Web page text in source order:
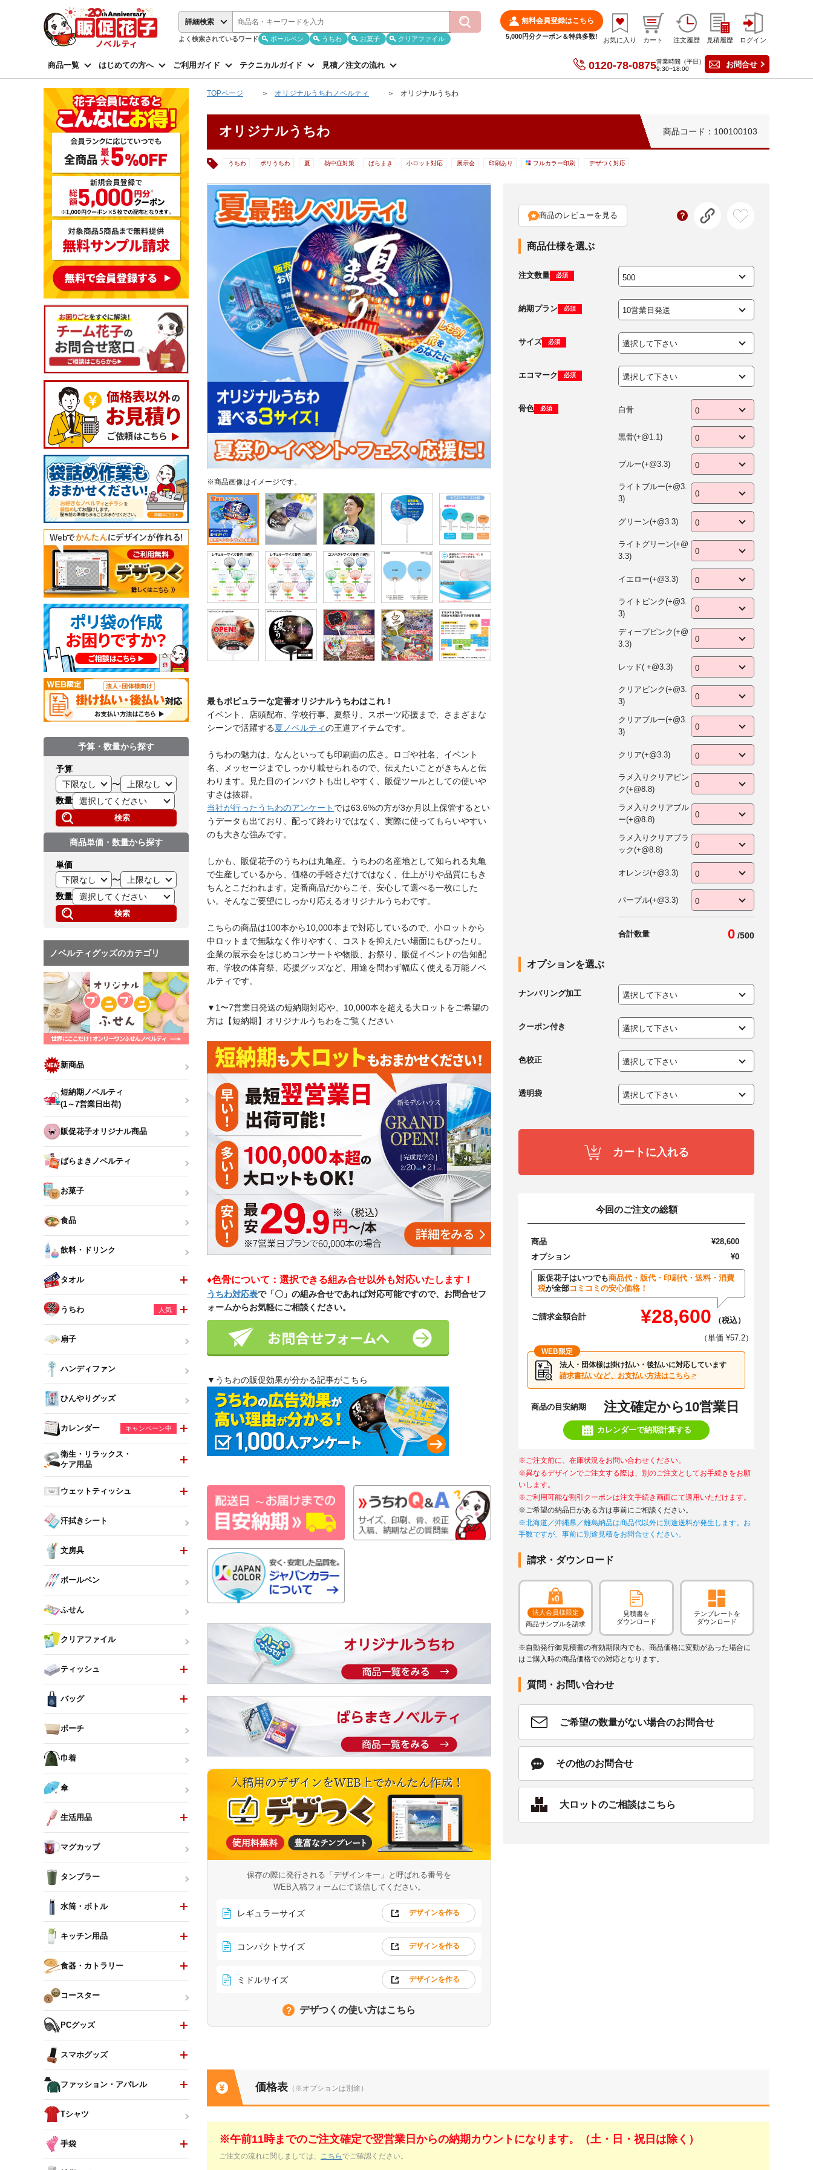
詳細検索
よく検索されているワード ボールペン うちわ お菓子 クリアファイル
無料会員登録はこちら
5,000円分クーポン＆特典多数! お気に入り カート 注文履歴 見積履歴 ログイン
商品一覧 はじめての方へ ご利用ガイド テクニカルガイド 見積／注文の流れ 0120-78-0875営業時間（平日）
9:30~18:00
お問合せ
TOPページ オリジナルうちわノベルティ オリジナルうちわ
オリジナルうちわ 商品コード：100100103
うちわ ポリうちわ 夏 熱中症対策 ばらまき 小ロット対応 展示会 印刷あり フルカラー印刷 デザつく対応
※商品画像はイメージです。
最もポピュラーな定番オリジナルうちわはこれ！
イベント、店頭配布、学校行事、夏祭り、スポーツ応援まで、さまざまな
シーンで活躍する夏ノベルティの王道アイテムです。
うちわの魅力は、なんといっても印刷面の広さ。ロゴや社名、イベント
名、メッセージまでしっかり載せられるので、伝えたいことがきちんと伝
わります。見た目のインパクトも出しやすく、販促ツールとしての使いや
すさは抜群。
当社が行ったうちわのアンケート では63.6%の方が3か月以上保管するとい
うデータも出ており、配って終わりではなく、実際に使ってもらいやすい
のも大きな強みです。
しかも、販促花子のうちわは丸亀産。うちわの名産地として知られる丸亀
で生産しているから、価格の手軽さだけではなく、仕上がりや品質にもき
ちんとこだわれます。定番商品だからこそ、安心して選べる一枚にした
い。そんなご要望にしっかり応えるオリジナルうちわです。
こちらの商品は100本から10,000本まで対応しているので、小ロットから
中ロットまで無駄なく作りやすく、コストを抑えたい場面にもぴったり。
企業の展示会をはじめコンサートや物販、お祭り、販促イベントの告知配
布、学校の体育祭、応援グッズなど、用途を問わず幅広く使える万能ノベ
ルティです。
▼1〜7営業日発送の短納期対応や、10,000本を超える大ロットをご希望の
方は【短納期】オリジナルうちわをご覧ください
♦色骨について：選択できる組み合せ以外も対応いたします！
うちわ対応表で「〇」の組み合せであれば対応可能ですので、お問合せフ
ォームからお気軽にご相談ください。
▼うちわの販促効果が分かる記事がこちら
保存の際に発行される「デザインキー」と呼ばれる番号を
WEB入稿フォームにて送信してください。
レギュラーサイズ デザインを作る
コンパクトサイズ デザインを作る
ミドルサイズ デザインを作る
デザつくの使い方はこちら
商品のレビューを見る
商品仕様を選ぶ
注文数量 必須
納期プラン 必須
サイズ 必須
エコマーク 必須
骨色 必須 白骨
黒骨(+@1.1)
ブルー(+@3.3)
ライトブルー(+@3.
3)
グリーン(+@3.3)
ライトグリーン(+@
3.3)
イエロー(+@3.3)
ライトピンク(+@3.
3)
ディープピンク(+@
3.3)
レッド( +@3.3)
クリアピンク(+@3.
3)
クリアブルー(+@3.
3)
クリア(+@3.3)
ラメ入りクリアピン
ク(+@8.8)
ラメ入りクリアブル
ー(+@8.8)
ラメ入りクリアブラ
ック(+@8.8)
オレンジ(+@3.3)
パープル(+@3.3)
合計数量 0 /500
オプションを選ぶ
ナンバリング加工
クーポン付き
色校正
透明袋
カートに入れる
今回のご注文の総額
商品
¥28,600
オプション
¥0
販促花子はいつでも商品代・版代・印刷代・送料・消費
税が全部コミコミの安心価格！
ご請求金額合計 ¥28,600
（税込）
（単価 ¥57.2）
WEB限定
法人・団体様は掛け払い・後払いに対応しています
請求書払いなど、お支払い方法はこちら >
商品の目安納期 注文確定から10営業日
カレンダーで納期計算する
※ご注文前に、在庫状況をお問い合わせください。
※異なるデザインでご注文する際は、別のご注文としてお手続きをお願
いします。
※ご利用可能な割引クーポンは注文手続き画面にて適用いただけます。
※ご希望の納品日がある方は事前にご相談ください。
※北海道／沖縄県／離島納品は商品代以外に別途送料が発生します。お
手数ですが、事前に別途見積をお問合せください。
請求・ダウンロード
法人会員様限定
商品サンプルを請求
見積書を
ダウンロード
テンプレートを
ダウンロード
※自動発行御見積書の有効期限内でも、商品価格に変動があった場合に
はご購入時の商品価格での対応となります。
質問・お問い合わせ
ご希望の数量がない場合のお問合せ
その他のお問合せ
大ロットのご相談はこちら
価格表 （※オプションは別途）
※午前11時までのご注文確定で翌営業日からの納期カウントになります。（土・日・祝日は除く）
ご注文の流れに関しましては、 こちら でご確認ください。
予算・数量から探す
予算
〜
数量
検索
商品単価・数量から探す
単価
〜
数量
検索
ノベルティグッズのカテゴリ
新商品
短納期ノベルティ
(1～7営業日出荷)
販促花子オリジナル商品
ばらまきノベルティ
お菓子
食品
飲料・ドリンク
タオル
うちわ 人気
扇子
ハンディファン
ひんやりグッズ
カレンダー キャンペーン中
衛生・リラックス・
ケア用品
ウェットティッシュ
汗拭きシート
文房具
ボールペン
ふせん
クリアファイル
ティッシュ
バッグ
ポーチ
巾着
傘
生活用品
マグカップ
タンブラー
水筒・ボトル
キッチン用品
食器・カトラリー
コースター
PCグッズ
スマホグッズ
ファッション・アパレル
Tシャツ
手袋